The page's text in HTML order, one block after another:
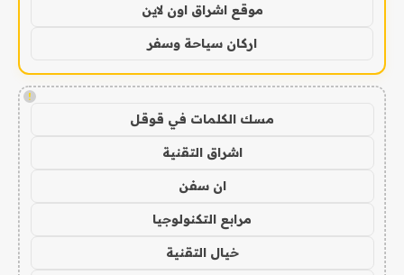
موقع اشراق اون لاين
اركان سياحة وسفر
!
مسك الكلمات في قوقل
اشراق التقنية
ان سفن
مرابع التكنولوجيا
خيال التقنية